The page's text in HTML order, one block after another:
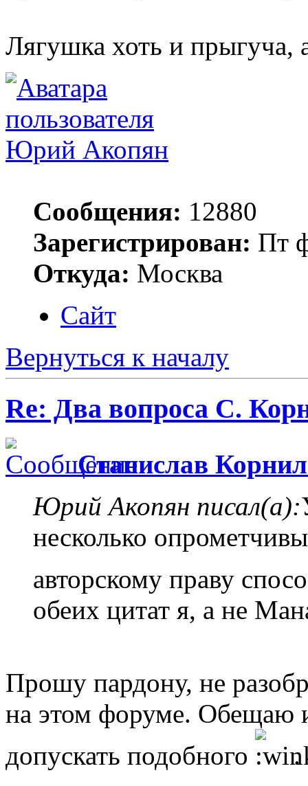
Лягушка хоть и прыгуча,
Юрий Акопян
Сообщения: 12880
Зарегистрирован: Пт
Откуда: Москва
Сайт
Вернуться к началу
Re: Два вопроса С.
Станислав
Юрий Акопян писал(а):
несколько
авторскому праву
обеих цитат я, а не
Прошу пардону, не
на этом форуме. Обещаю
допускать подобного
.